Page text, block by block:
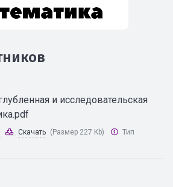
и исследовательская
Скачать (Размер 227 Kb)
Тип